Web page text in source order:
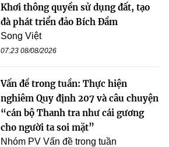
Khơi thông quyền sử dụng đất, tạo
đà phát triển đảo Bích Đầm
Song Việt
07:23 08/08/2026
Vấn đề trong tuần: Thực hiện
nghiêm Quy định 207 và câu chuyện
“cán bộ Thanh tra như cái gương
cho người ta soi mặt”
Nhóm PV Vấn đề trong tuần